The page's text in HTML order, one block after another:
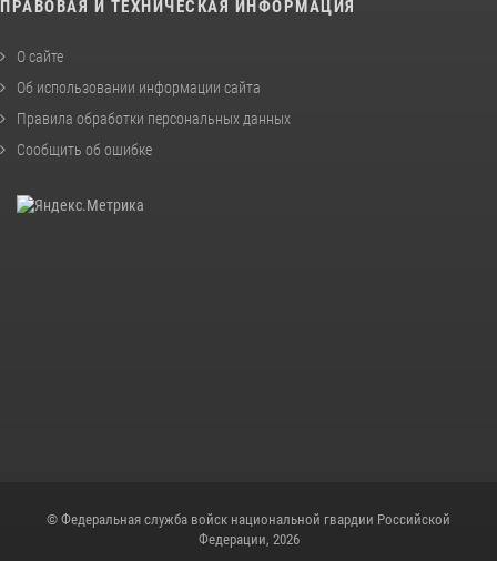
ПРАВОВАЯ И ТЕХНИЧЕСКАЯ ИНФОРМАЦИЯ
О сайте
Об использовании информации сайта
Правила обработки персональных данных
Сообщить об ошибке
© Федеральная служба войск национальной гвардии Российской
Федерации, 2026